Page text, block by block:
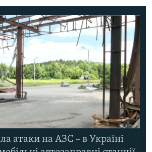
атаки на АЗС – в Україні